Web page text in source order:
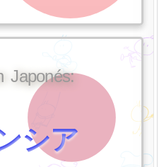
Japonés:
シア